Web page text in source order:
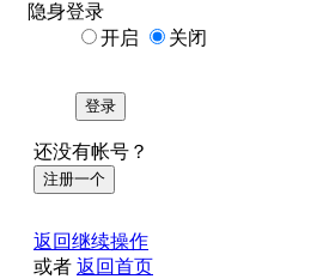
隐身登录
开启
关闭
登录
还没有帐号？
注册一个
返回继续操作
或者 返回首页